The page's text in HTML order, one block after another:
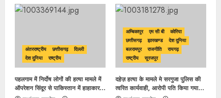
अंतरराष्ट्रीय छत्तीसगढ़
दिल्ली
देश दुनिया
राष्ट्रीय
पहलगाम में निर्दोष लोगों की हत्या मामले में
ऑपरेशन सिंदूर से पाकिस्तान में हाहाकार,
अम्बिकापुर एम सी बी
कोरिया
छत्तीसगढ़
झारखण्ड
देश दुनिया
बलरामपुर
राजनीति
रायगढ़
राष्ट्रीय
सूरजपुर
दहेज़ हत्या के मामले मे सरगुजा पुलिस की
त्वरित कार्यवाही, आरोपी पति किया गया